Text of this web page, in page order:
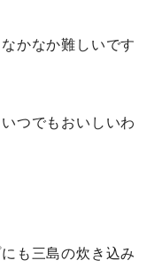
かなか難しいです
つでもおいしいわ
も三島の炊き込み